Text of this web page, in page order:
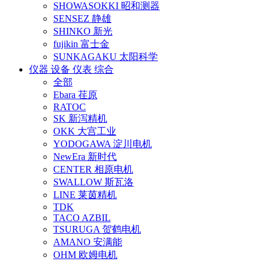
SHOWASOKKI 昭和测器
SENSEZ 静雄
SHINKO 新光
fujikin 富士金
SUNKAGAKU 太阳科学
仪器 设备 仪表 综合
全部
Ebara 荏原
RATOC
SK 新泻精机
OKK 大宫工业
YODOGAWA 淀川电机
NewEra 新时代
CENTER 相原电机
SWALLOW 斯瓦洛
LINE 莱茵精机
TDK
TACO AZBIL
TSURUGA 贺鹤电机
AMANO 安满能
OHM 欧姆电机